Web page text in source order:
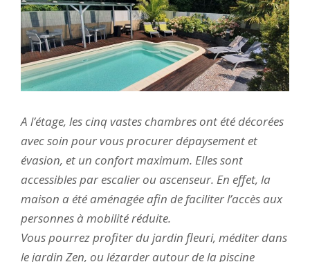
A l’étage, les cinq vastes chambres ont été décorées
avec soin pour vous procurer dépaysement et
évasion, et un confort maximum. Elles sont
accessibles par escalier ou ascenseur. En effet, la
maison a été aménagée afin de faciliter l’accès aux
personnes à mobilité réduite.
Vous pourrez profiter du jardin fleuri, méditer dans
le jardin Zen, ou lézarder autour de la piscine